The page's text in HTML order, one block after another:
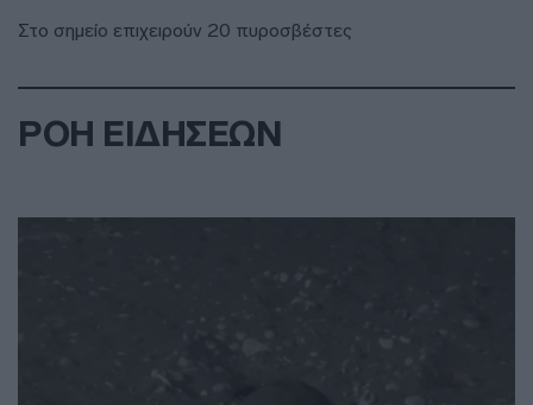
Στο σημείο επιχειρούν 20 πυροσβέστες
ΡΟΗ ΕΙΔΗΣΕΩΝ